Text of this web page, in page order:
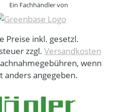
Ein Fachhändler von
Preise inkl. gesetzl.
zzgl. Versandkosten
wenn
anders angegeben.